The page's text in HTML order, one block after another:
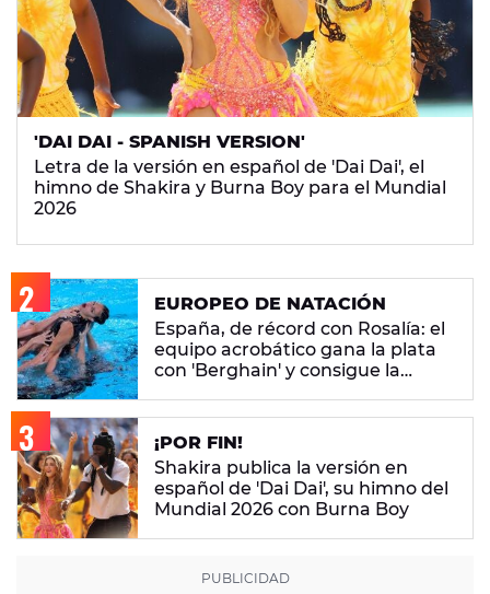
'DAI DAI - SPANISH VERSION'
Letra de la versión en español de 'Dai Dai', el
himno de Shakira y Burna Boy para el Mundial
2026
EUROPEO DE NATACIÓN
España, de récord con Rosalía: el
equipo acrobático gana la plata
con 'Berghain' y consigue la
¡POR FIN!
Shakira publica la versión en
español de 'Dai Dai', su himno del
Mundial 2026 con Burna Boy